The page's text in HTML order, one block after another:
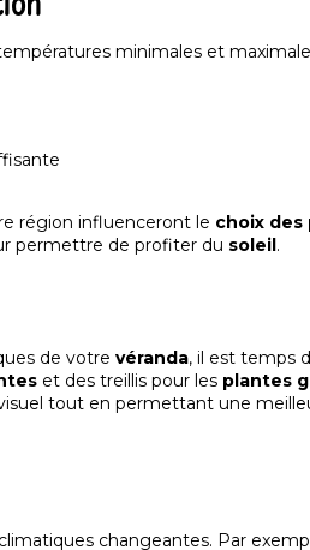
minimales et
région influenceront le choix des
permettre de profiter du soleil.
de votre véranda, il est temps
et des treillis pour les plantes
tout en permettant une
changeantes. Par